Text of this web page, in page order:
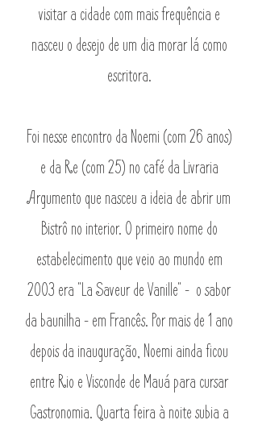
visitar a cidade com mais frequência e
nasceu o desejo de um dia morar lá como
escritora.
Foi nesse encontro da Noemi (com 26 anos)
e da Re (com 25) no café da Livraria
Argumento que nasceu a ideia de abrir um
Bistrô no interior. O primeiro nome do
estabelecimento que veio ao mundo em
2003 era "La Saveur de Vanille" - o sabor
da baunilha - em Francês. Por mais de 1 ano
depois da inauguração, Noemi ainda ficou
entre Rio e Visconde de Mauá para cursar
Gastronomia. Quarta feira à noite subia a